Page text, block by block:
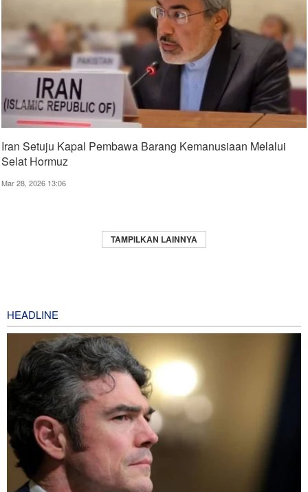
Iran Setuju Kapal Pembawa Barang Kemanusiaan Melalui
Selat Hormuz
Mar 28, 2026 13:06
TAMPILKAN LAINNYA
HEADLINE